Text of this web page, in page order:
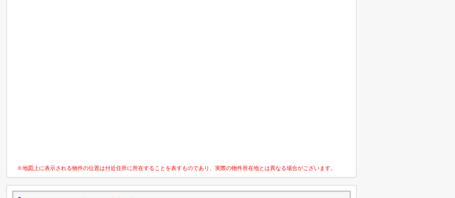
※地図上に表示される物件の位置は付近住所に所在することを表すものであり、実際の物件所在地とは異なる場合がございます。